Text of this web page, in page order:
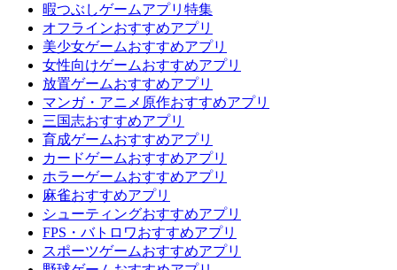
暇つぶしゲームアプリ特集
オフラインおすすめアプリ
美少女ゲームおすすめアプリ
女性向けゲームおすすめアプリ
放置ゲームおすすめアプリ
マンガ・アニメ原作おすすめアプリ
三国志おすすめアプリ
育成ゲームおすすめアプリ
カードゲームおすすめアプリ
ホラーゲームおすすめアプリ
麻雀おすすめアプリ
シューティングおすすめアプリ
FPS・バトロワおすすめアプリ
スポーツゲームおすすめアプリ